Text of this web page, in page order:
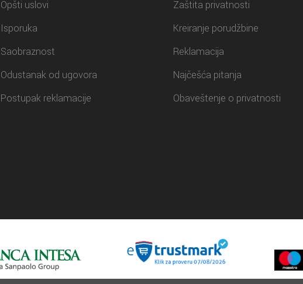
Opšti uslovi
Isporuka
Saobraznost
Odustanak od ugovora
Postupak reklamacije
Zaštita privatnosti
Kreiranje porudžbine
Reklamacija
Najčešća pitanja
Obaveštenje o privatnosti